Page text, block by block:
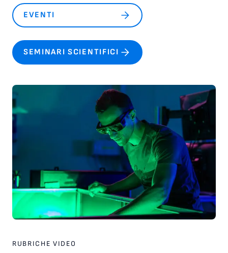
EVENTI
SEMINARI SCIENTIFICI
RUBRICHE VIDEO